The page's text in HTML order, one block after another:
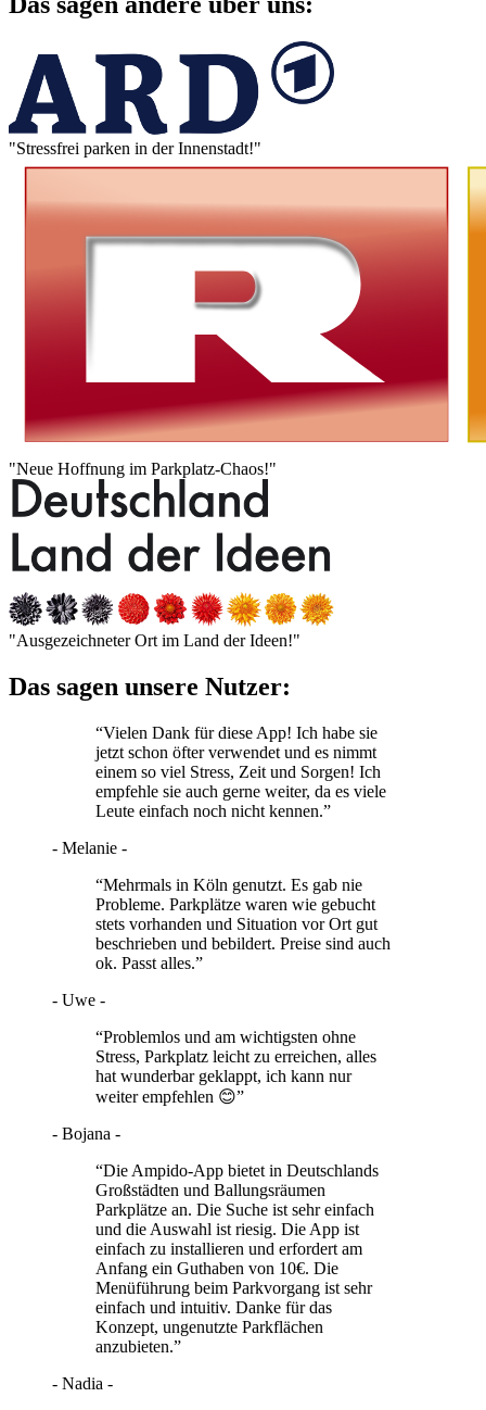
"Stressfrei parken in der Innenstadt!"
"Neue Hoffnung im Parkplatz-Chaos!"
"Ausgezeichneter Ort im Land der Ideen!"
Das sagen unsere Nutzer:
“Vielen Dank für diese App! Ich habe sie
jetzt schon öfter verwendet und es nimmt
einem so viel Stress, Zeit und Sorgen! Ich
empfehle sie auch gerne weiter, da es viele
Leute einfach noch nicht kennen.”
- Melanie -
“Mehrmals in Köln genutzt. Es gab nie
Probleme. Parkplätze waren wie gebucht
stets vorhanden und Situation vor Ort gut
beschrieben und bebildert. Preise sind auch
ok. Passt alles.”
- Uwe -
“Problemlos und am wichtigsten ohne
Stress, Parkplatz leicht zu erreichen, alles
hat wunderbar geklappt, ich kann nur
weiter empfehlen 😊”
- Bojana -
“Die Ampido-App bietet in Deutschlands
Großstädten und Ballungsräumen
Parkplätze an. Die Suche ist sehr einfach
und die Auswahl ist riesig. Die App ist
einfach zu installieren und erfordert am
Anfang ein Guthaben von 10€. Die
Menüführung beim Parkvorgang ist sehr
einfach und intuitiv. Danke für das
Konzept, ungenutzte Parkflächen
anzubieten.”
- Nadia -